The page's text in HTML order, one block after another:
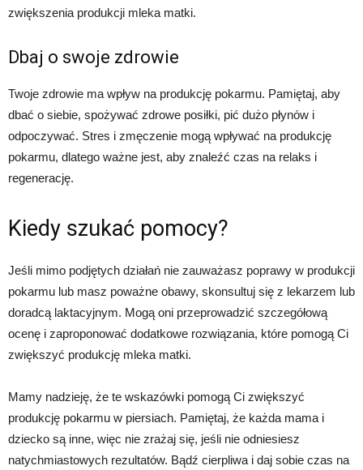
zwiększenia produkcji mleka matki.
Dbaj o swoje zdrowie
Twoje zdrowie ma wpływ na produkcję pokarmu. Pamiętaj, aby
dbać o siebie, spożywać zdrowe posiłki, pić dużo płynów i
odpoczywać. Stres i zmęczenie mogą wpływać na produkcję
pokarmu, dlatego ważne jest, aby znaleźć czas na relaks i
regenerację.
Kiedy szukać pomocy?
Jeśli mimo podjętych działań nie zauważasz poprawy w produkcji
pokarmu lub masz poważne obawy, skonsultuj się z lekarzem lub
doradcą laktacyjnym. Mogą oni przeprowadzić szczegółową
ocenę i zaproponować dodatkowe rozwiązania, które pomogą Ci
zwiększyć produkcję mleka matki.
Mamy nadzieję, że te wskazówki pomogą Ci zwiększyć
produkcję pokarmu w piersiach. Pamiętaj, że każda mama i
dziecko są inne, więc nie zrażaj się, jeśli nie odniesiesz
natychmiastowych rezultatów. Bądź cierpliwa i daj sobie czas na